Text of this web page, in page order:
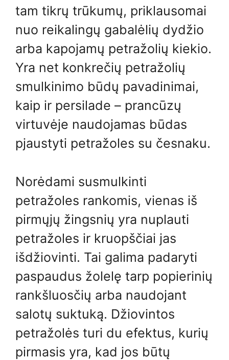
tam tikrų trūkumų, priklausomai
nuo reikalingų gabalėlių dydžio
arba kapojamų petražolių kiekio.
Yra net konkrečių petražolių
smulkinimo būdų pavadinimai,
kaip ir persilade – prancūzų
virtuvėje naudojamas būdas
pjaustyti petražoles su česnaku.
Norėdami susmulkinti
petražoles rankomis, vienas iš
pirmųjų žingsnių yra nuplauti
petražoles ir kruopščiai jas
išdžiovinti. Tai galima padaryti
paspaudus žolelę tarp popierinių
rankšluosčių arba naudojant
salotų suktuką. Džiovintos
petražolės turi du efektus, kurių
pirmasis yra, kad jos būtų